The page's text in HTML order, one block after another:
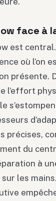
face à
est central.
où l’on
présente.
l’effort
précises,
du
à
sur les